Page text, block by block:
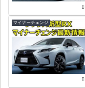
マイナーチェンジ